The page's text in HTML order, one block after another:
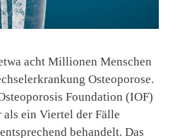
acht Millionen Menschen
Osteoporose.
Foundation (IOF)
ein Viertel der Fälle
behandelt. Das